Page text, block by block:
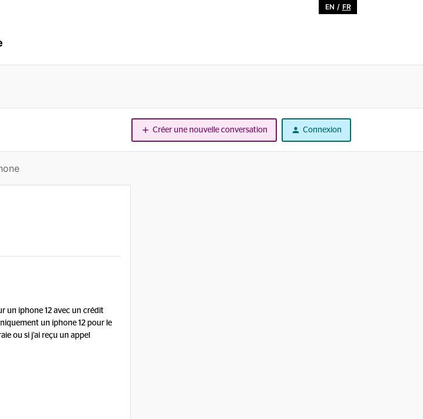
EN / FR
Créer une nouvelle conversation Connexion
un iphone 12 avec un crédit
un iphone 12 pour le
ou si j’ai reçu un appel